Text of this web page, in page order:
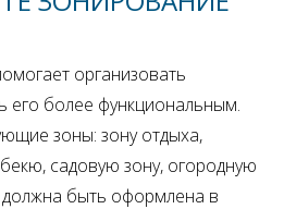
организовать
его более функциональным.
зоны: зону отдыха,
садовую зону, огородную
должна быть оформлена в